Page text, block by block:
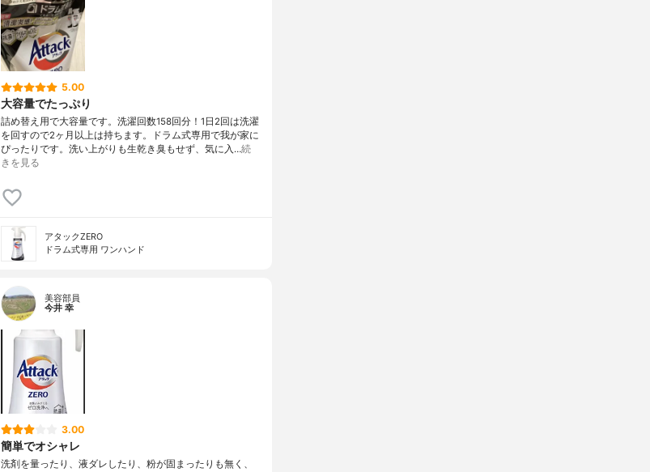
5.00
大容量でたっぷり
詰め替え用で大容量です。洗濯回数158回分！1日2回は洗濯
を回すので2ヶ月以上は持ちます。ドラム式専用で我が家に
ぴったりです。洗い上がりも生乾き臭もせず、気に入…続
きを見る
アタックZERO
ドラム式専用 ワンハンド
美容部員
今井 幸
3.00
簡単でオシャレ
洗剤を量ったり、液ダレしたり、粉が固まったりも無く、